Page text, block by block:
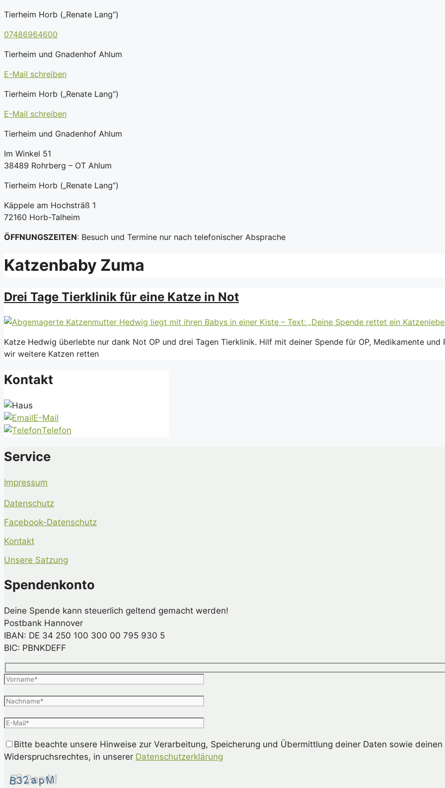
Tierheim Horb („Renate Lang“)
07486964600
Tierheim und Gnadenhof Ahlum
E-Mail schreiben
Tierheim Horb („Renate Lang“)
E-Mail schreiben
Tierheim und Gnadenhof Ahlum
Im Winkel 51
38489 Rohrberg – OT Ahlum
Tierheim Horb („Renate Lang“)
Käppele am Hochsträß 1
72160 Horb-Talheim
ÖFFNUNGSZEITEN: Besuch und Termine nur nach telefonischer Absprache
Katzenbaby Zuma
Drei Tage Tierklinik für eine Katze in Not
Katze Hedwig überlebte nur dank Not OP und drei Tagen Tierklinik. Hilf mit deiner Spende für OP, Medikamente und
wir weitere Katzen retten
Kontakt
E-Mail
Telefon
Service
Impressum
Datenschutz
Facebook-Datenschutz
Kontakt
Unsere Satzung
Spendenkonto
Deine Spende kann steuerlich geltend gemacht werden!
Postbank Hannover
IBAN: DE 34 250 100 300 00 795 930 5
BIC: PBNKDEFF
Bitte beachte unsere Hinweise zur Verarbeitung, Speicherung und Übermittlung deiner Daten sowie
Widerspruchsrechtes, in unserer Datenschutzerklärung